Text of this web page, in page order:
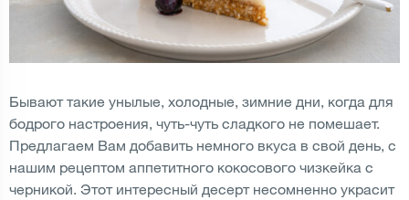
Бывают такие унылые, холодные, зимние дни, когда для
бодрого настроения, чуть-чуть сладкого не помешает.
Предлагаем Вам добавить немного вкуса в свой день, с
нашим рецептом аппетитного кокосового чизкейка с
черникой. Этот интересный десерт несомненно украсит